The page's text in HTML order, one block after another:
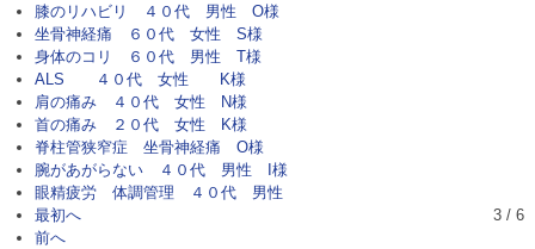
膝のリハビリ ４０代 男性 O様
坐骨神経痛 ６０代 女性 S様
身体のコリ ６０代 男性 T様
ALS ４０代 女性 K様
肩の痛み ４０代 女性 N様
首の痛み ２０代 女性 K様
脊柱管狭窄症 坐骨神経痛 O様
腕があがらない ４０代 男性 I様
眼精疲労 体調管理 ４０代 男性
3 / 6
最初へ
前へ